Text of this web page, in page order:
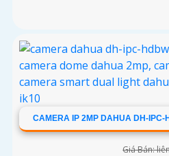
CAMERA IP 2MP DAHUA DH-
Giá Bán: